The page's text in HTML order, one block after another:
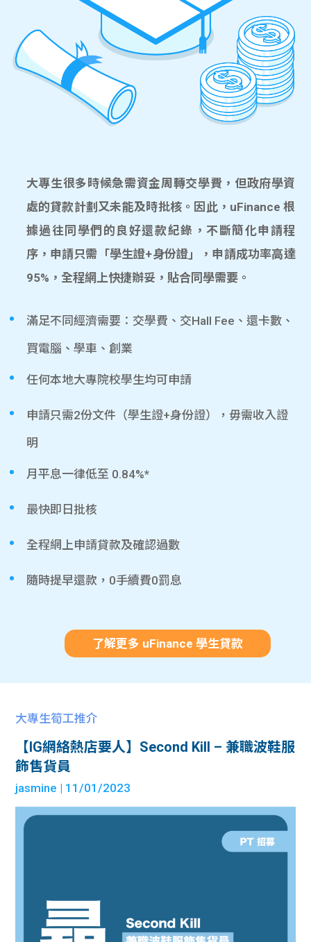
大專生很多時候急需資金周轉交學費，但政府學資
處的貸款計劃又未能及時批核。因此，uFinance 根
據過往同學們的良好還款紀錄，不斷簡化申請程
序，申請只需「學生證+身份證」，申請成功率高達
95%，全程網上快捷辦妥，貼合同學需要。
滿足不同經濟需要：交學費、交Hall Fee、還卡數、
買電腦、學車、創業
任何本地大專院校學生均可申請
申請只需2份文件（學生證+身份證），毋需收入證
明
月平息一律低至 0.84%*
最快即日批核
全程網上申請貸款及確認過數
隨時提早還款，0手續費0罰息
了解更多 uFinance 學生貸款
大專生筍工推介
【IG網絡熱店要人】Second Kill – 兼職波鞋服
飾售貨員
jasmine | 11/01/2023